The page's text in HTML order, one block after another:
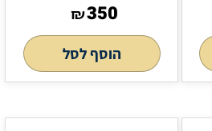
₪350
הוסף לסל